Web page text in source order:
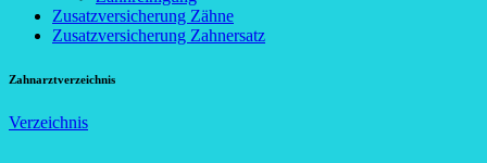
Zusatzversicherung Zähne
Zusatzversicherung Zahnersatz
Zahnarztverzeichnis
Verzeichnis